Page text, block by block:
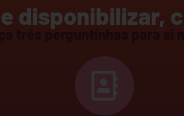
disponibilizar,
três perguntinhas para si